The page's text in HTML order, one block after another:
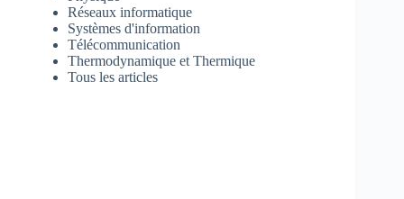
Réseaux informatique
Systèmes d'information
Télécommunication
Thermodynamique et Thermique
Tous les articles